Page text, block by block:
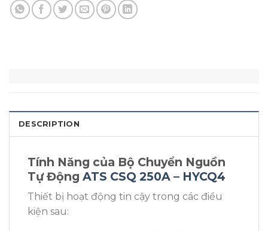
DESCRIPTION
Tính Năng của Bộ Chuyển Nguồn
Tự Động ATS CSQ 250A – HYCQ4
Thiết bị hoạt động tin cậy trong các điều
kiện sau: